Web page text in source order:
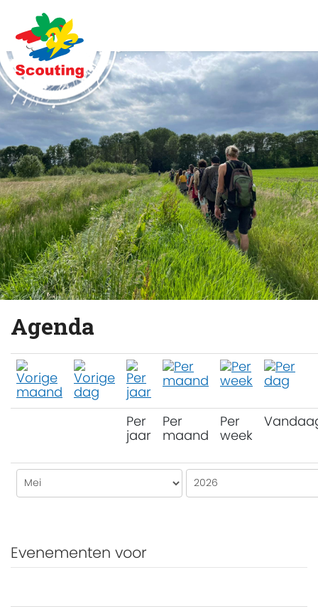
Agenda
Per
jaar
Per
maand
Per
week
Evenementen voor